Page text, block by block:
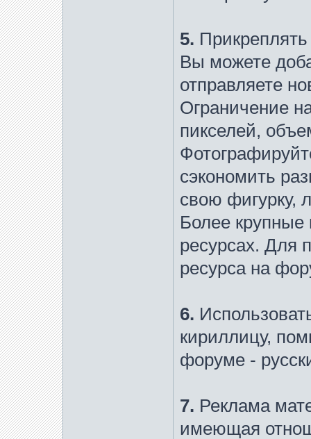
5.
Вы можете
отправляете
Ограничение
пикселей,
сэкономить
свою фигурку,
Более
ресурсах. Для
ресурса на
6.
кириллицу,
форуме -
7. Реклама
имеющая